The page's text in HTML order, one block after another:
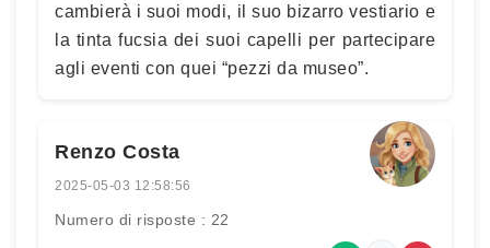
cambierà i suoi modi, il suo bizarro vestiario e
la tinta fucsia dei suoi capelli per partecipare
agli eventi con quei “pezzi da museo”.
Renzo Costa
2025-05-03 12:58:56
Numero di risposte : 22